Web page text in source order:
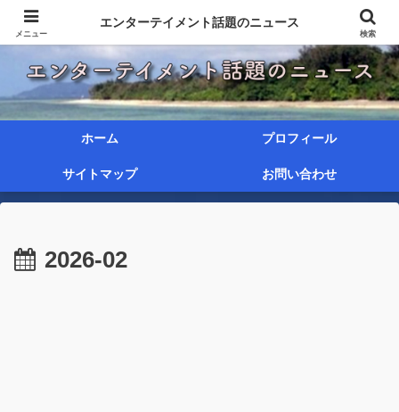
ホーム プロフィール
サイトマップ お問い合わせ
2026-02
メニュー
エンターテイメント話題のニュース
検索